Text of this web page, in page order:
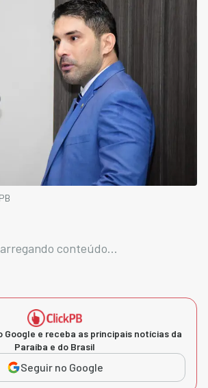
conteúdo...
Google e receba as principais notícias da
Paraíba e do Brasil
Seguir no Google